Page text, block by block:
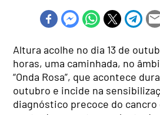
Altura acolhe no dia 13 de
horas, uma caminhada, no
“Onda Rosa”, que acontece
outubro e incide na
diagnóstico precoce do cancro